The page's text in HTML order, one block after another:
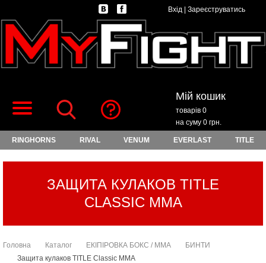
Вхід Зареєструватись
Мій кошик
товарів 0
на суму 0 грн.
RINGHORNS RIVAL VENUM EVERLAST TITLE
ЗАЩИТА КУЛАКОВ TITLE
CLASSIC MMA
Головна Каталог ЕКІПІРОВКА БОКС / ММА
БИНТИ
Защита кулаков TITLE Classic MMA